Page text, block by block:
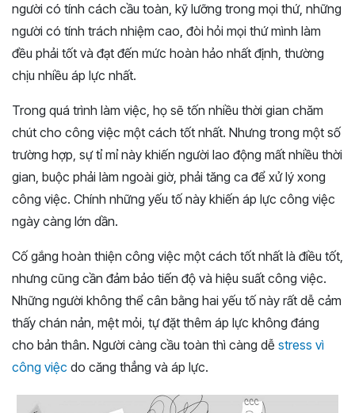
người có tính cách cầu toàn, kỹ lưỡng trong mọi thứ, những
người có tính trách nhiệm cao, đòi hỏi mọi thứ mình làm
đều phải tốt và đạt đến mức hoàn hảo nhất định, thường
chịu nhiều áp lực nhất.
Trong quá trình làm việc, họ sẽ tốn nhiều thời gian chăm
chút cho công việc một cách tốt nhất. Nhưng trong một số
trường hợp, sự tỉ mỉ này khiến người lao động mất nhiều thời
gian, buộc phải làm ngoài giờ, phải tăng ca để xử lý xong
công việc. Chính những yếu tố này khiến áp lực công việc
ngày càng lớn dần.
Cố gắng hoàn thiện công việc một cách tốt nhất là điều tốt,
nhưng cũng cần đảm bảo tiến độ và hiệu suất công việc.
Những người không thể cân bằng hai yếu tố này rất dễ cảm
thấy chán nản, mệt mỏi, tự đặt thêm áp lực không đáng
cho bản thân. Người càng cầu toàn thì càng dễ stress vì
công việc do căng thẳng và áp lực.